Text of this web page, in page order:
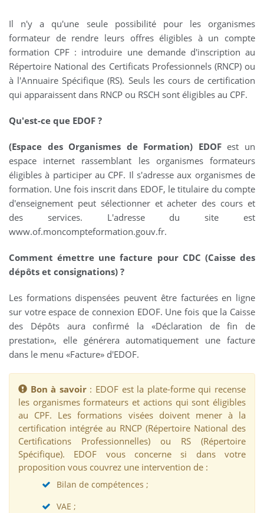
Il n'y a qu'une seule possibilité pour les organismes
formateur de rendre leurs offres éligibles à un compte
formation CPF : introduire une demande d'inscription au
Répertoire National des Certificats Professionnels (RNCP) ou
à l'Annuaire Spécifique (RS). Seuls les cours de certification
qui apparaissent dans RNCP ou RSCH sont éligibles au CPF.
Qu'est-ce que EDOF ?
(Espace des Organismes de Formation) EDOFest un
espace internet rassemblant les organismes formateurs
éligibles à participer au CPF. Il s'adresse aux organismes de
formation. Une fois inscrit dans EDOF, le titulaire du compte
d'enseignement peut sélectionner et acheter des cours et
des services. L'adresse du site est
www.of.moncompteformation.gouv.fr.
Comment émettre une facture pour CDC (Caisse des
dépôts et consignations) ?
Les formations dispensées peuvent être facturées en ligne
sur votre espace de connexion EDOF. Une fois que la Caisse
des Dépôts aura confirmé la «Déclaration de fin de
prestation», elle générera automatiquement une facture
dans le menu «Facture» d'EDOF.
Bon à savoir: EDOF est la plate-forme qui recense
les organismes formateurs et actions qui sont éligibles
au CPF. Les formations visées doivent mener à la
certification intégrée au RNCP (Répertoire National des
Certifications Professionnelles) ou RS (Répertoire
Spécifique). EDOF vous concerne si dans votre
proposition vous couvrez une intervention de :
Bilan de compétences ;
VAE ;